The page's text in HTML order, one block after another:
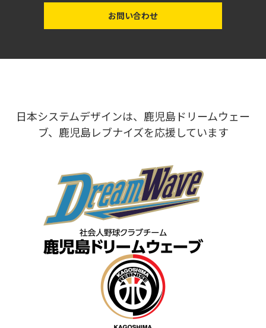
お問い合わせ
日本システムデザインは、鹿児島ドリームウェー
ブ、鹿児島レブナイズを応援しています